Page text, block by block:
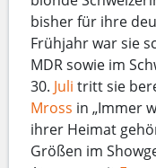
bisher für ihre
Frühjahr war sie
MDR sowie im
30. Juli tritt sie
Mross in „Immer
ihrer Heimat
Größen im